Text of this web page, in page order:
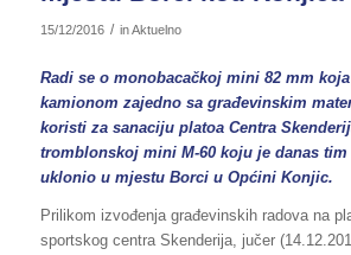
15/12/2016 / inAktuelno
Radi se o monobacačkoj mini 82 mm
kamionom zajedno sa građevinskim
koristi za sanaciju platoa Centra
tromblonskoj mini M-60 koju je danas tim
uklonio u mjestu Borci u Općini Konjic.
Prilikom izvođenja građevinskih radova na
sportskog centra Skenderija, jučer